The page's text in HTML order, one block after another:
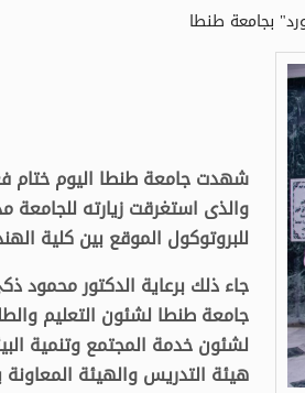
بجامعة طنطا
شهدت جامعة طنطا اليوم ختام
للبروتوكول الموقع بين كلية
جاء ذلك برعاية الدكتور
جامعة طنطا لشئون التعليم
لشئون خدمة المجتمع وتنمية
هيئة التدريس والهيئة